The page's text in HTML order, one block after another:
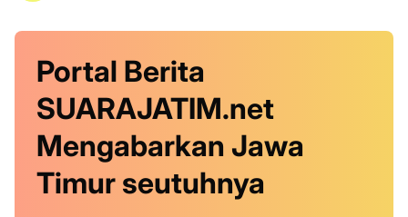
Portal Berita
SUARAJATIM.net
Mengabarkan Jawa
Timur seutuhnya